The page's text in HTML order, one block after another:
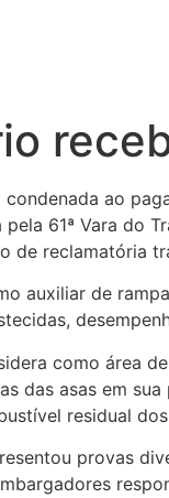
condenada ao
61ª Vara do
de reclamatória
auxiliar de
como área
das asas em
residual
provas